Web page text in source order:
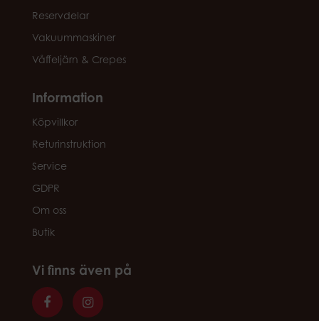
Reservdelar
Vakuummaskiner
Våffeljärn & Crepes
Information
Köpvillkor
Returinstruktion
Service
GDPR
Om oss
Butik
Vi finns även på